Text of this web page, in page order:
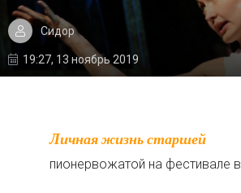
Сидор
19:27, 13 ноябрь 2019
Личная жизнь старшей
пионервожатой на фестивале